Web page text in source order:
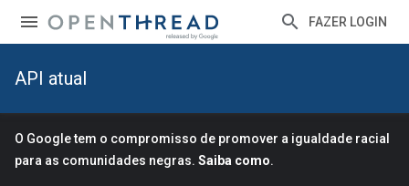
FAZER LOGIN
API atual
O Google tem o compromisso de promover a igualdade racial
para as comunidades negras. Saiba como.